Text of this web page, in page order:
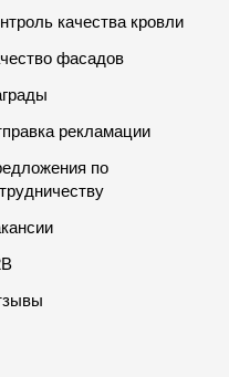
качества кровли
фасадов
рекламации
по